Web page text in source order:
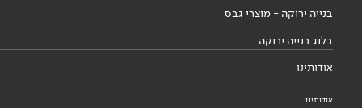
בנייה ירוקה - מוצרי גבס
בלוג בנייה ירוקה
אודותינו
אודותינו